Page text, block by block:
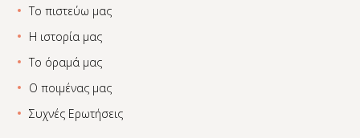
Το πιστεύω μας
Η ιστορία μας
Το όραμά μας
Ο ποιμένας μας
Συχνές Ερωτήσεις